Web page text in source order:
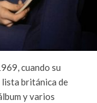
cuando su
británica de
y varios